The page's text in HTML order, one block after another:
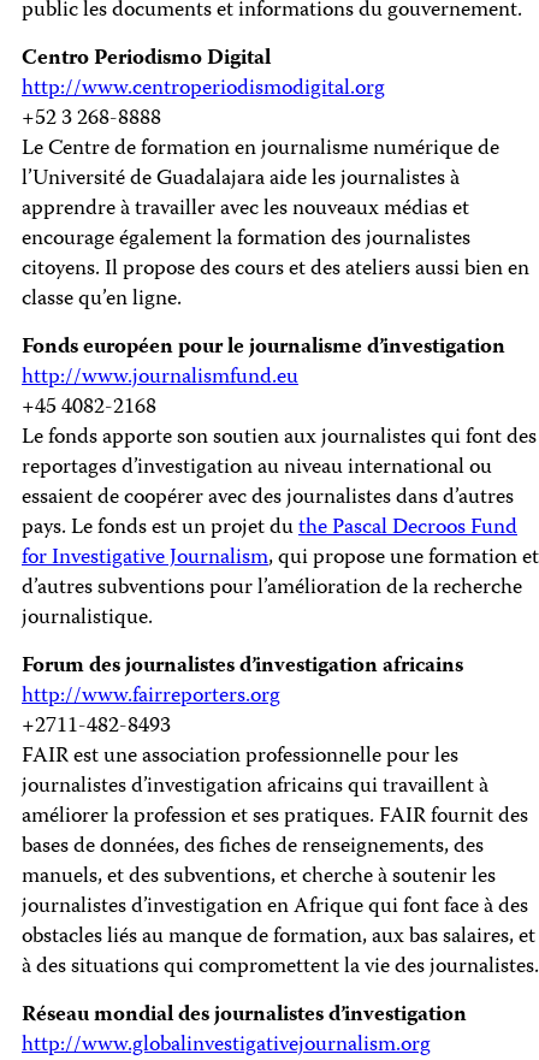
public les documents et informations du gouvernement.
Centro Periodismo Digital
http://www.centroperiodismodigital.org
+52 3 268-8888
Le Centre de formation en journalisme numérique de
l’Université de Guadalajara aide les journalistes à
apprendre à travailler avec les nouveaux médias et
encourage également la formation des journalistes
citoyens. Il propose des cours et des ateliers aussi bien en
classe qu’en ligne.
Fonds européen pour le journalisme d’investigation
http://www.journalismfund.eu
+45 4082-2168
Le fonds apporte son soutien aux journalistes qui font des
reportages d’investigation au niveau international ou
essaient de coopérer avec des journalistes dans d’autres
pays. Le fonds est un projet duthe Pascal Decroos Fund
for Investigative Journalism, qui propose une formation et
d’autres subventions pour l’amélioration de la recherche
journalistique.
Forum des journalistes d’investigation africains
http://www.fairreporters.org
+2711-482-8493
FAIR est une association professionnelle pour les
journalistes d’investigation africains qui travaillent à
améliorer la profession et ses pratiques. FAIR fournit des
bases de données, des fiches de renseignements, des
manuels, et des subventions, et cherche à soutenir les
journalistes d’investigation en Afrique qui font face à des
obstacles liés au manque de formation, aux bas salaires, et
à des situations qui compromettent la vie des journalistes.
Réseau mondial des journalistes d’investigation
http://www.globalinvestigativejournalism.org